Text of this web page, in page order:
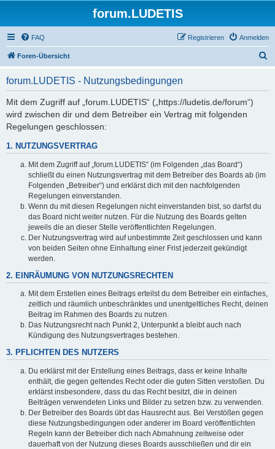
forum.LUDETIS
FAQ Anmelden
Registrieren
Foren-Übersicht
forum.LUDETIS - Nutzungsbedingungen
Mit dem Zugriff auf „forum.LUDETIS“ („https://ludetis.de/forum“)
wird zwischen dir und dem Betreiber ein Vertrag mit folgenden
Regelungen geschlossen:
1. NUTZUNGSVERTRAG
Mit dem Zugriff auf „forum.LUDETIS“ (im Folgenden „das Board“)
schließt du einen Nutzungsvertrag mit dem Betreiber des Boards ab (im
Folgenden „Betreiber“) und erklärst dich mit den nachfolgenden
Regelungen einverstanden.
Wenn du mit diesen Regelungen nicht einverstanden bist, so darfst du
das Board nicht weiter nutzen. Für die Nutzung des Boards gelten
jeweils die an dieser Stelle veröffentlichten Regelungen.
Der Nutzungsvertrag wird auf unbestimmte Zeit geschlossen und kann
von beiden Seiten ohne Einhaltung einer Frist jederzeit gekündigt
werden.
2. EINRÄUMUNG VON NUTZUNGSRECHTEN
Mit dem Erstellen eines Beitrags erteilst du dem Betreiber ein einfaches,
zeitlich und räumlich unbeschränktes und unentgeltliches Recht, deinen
Beitrag im Rahmen des Boards zu nutzen.
Das Nutzungsrecht nach Punkt 2, Unterpunkt a bleibt auch nach
Kündigung des Nutzungsvertrages bestehen.
3. PFLICHTEN DES NUTZERS
Du erklärst mit der Erstellung eines Beitrags, dass er keine Inhalte
enthält, die gegen geltendes Recht oder die guten Sitten verstoßen. Du
erklärst insbesondere, dass du das Recht besitzt, die in deinen
Beiträgen verwendeten Links und Bilder zu setzen bzw. zu verwenden.
Der Betreiber des Boards übt das Hausrecht aus. Bei Verstößen gegen
diese Nutzungsbedingungen oder anderer im Board veröffentlichten
Regeln kann der Betreiber dich nach Abmahnung zeitweise oder
dauerhaft von der Nutzung dieses Boards ausschließen und dir ein